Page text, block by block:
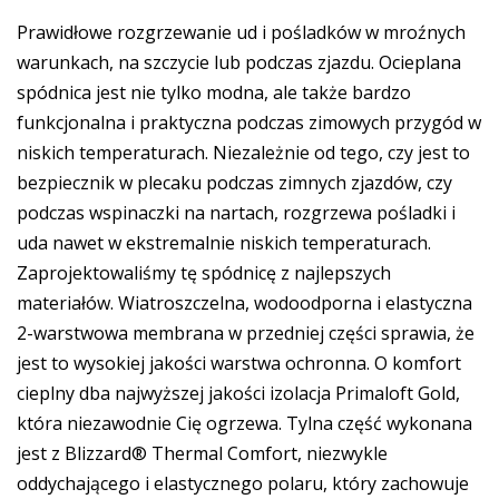
Prawidłowe rozgrzewanie ud i pośladków w mroźnych
warunkach, na szczycie lub podczas zjazdu. Ocieplana
spódnica jest nie tylko modna, ale także bardzo
funkcjonalna i praktyczna podczas zimowych przygód w
niskich temperaturach. Niezależnie od tego, czy jest to
bezpiecznik w plecaku podczas zimnych zjazdów, czy
podczas wspinaczki na nartach, rozgrzewa pośladki i
uda nawet w ekstremalnie niskich temperaturach.
Zaprojektowaliśmy tę spódnicę z najlepszych
materiałów. Wiatroszczelna, wodoodporna i elastyczna
2-warstwowa membrana w przedniej części sprawia, że
jest to wysokiej jakości warstwa ochronna. O komfort
cieplny dba najwyższej jakości izolacja Primaloft Gold,
która niezawodnie Cię ogrzewa. Tylna część wykonana
jest z Blizzard® Thermal Comfort, niezwykle
oddychającego i elastycznego polaru, który zachowuje